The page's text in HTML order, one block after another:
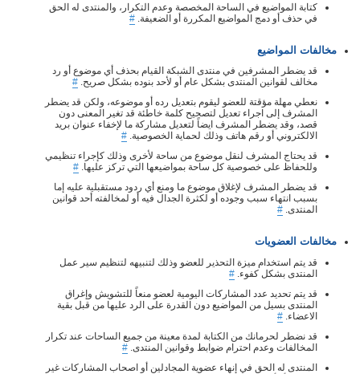
كتابة المواضيع في الساحة المخصصة وعدم التكرار، والمنتدى له الحق
في حذف أو دمج المواضيع المكررة أو الضعيفة. #
مخالفات المواضيع
قد يضطر المشرفين في منتدى الشبكة القيام بحذف أي موضوع أو رد
مخالف لقوانين المنتدى بشكل عام أو لأحد بنوده بشكل صريح. #
نعطي مهلة مؤقتة للعضو ليقوم بتعديل رده أو موضوعه، ولكن قد يضطر
المشرف إلى اجراء تعديل لتصحيح كلمة خاطئة قد تغير المعنى دون
قصد، وقد يضطر المشرف ايضاً لتعديل مشاركة ما لإخفاء عنوان بريد
الالكتروني أو رقم هاتف وذلك لحماية الخصوصية. #
قد يحتاج المشرف لنقل موضوع من ساحة لأخرى وذلك كإجراء تنظيمي
وللحفاظ على خصوصية كل ساحة بمواضيعها التي تركز عليها. #
قد يضطر المشرف لإغلاق موضوع ما ومنع أي ردود مستقبلية عليه إما
بسبب انتهاء سبب وجوده أو لكثرة الجدال فيه أو لمخالفته أحد قوانين
المنتدى. #
مخالفات العضويات
قد يتم استخدام ميزة التحذير للعضو وذلك لتنبيهه لتنظيم سير عمل
المنتدى بشكل كفوء. #
قد يتم تحديد عدد المشاركات اليومية لعضو منعاً للتشويش وإغراق
المنتدى بسيل من المواضيع دون القدرة على الرد عليها من قبل بقية
الاعضاء. #
قد نضطر لحرمانك من الكتابة لمدة معينة من جميع الساحات عند تكرار
المخالفات وعدم احترام ضوابط وقوانين المنتدى. #
المنتدى له الحق في إنهاء عضوية المجادلين أو اصحاب المشاركات غير